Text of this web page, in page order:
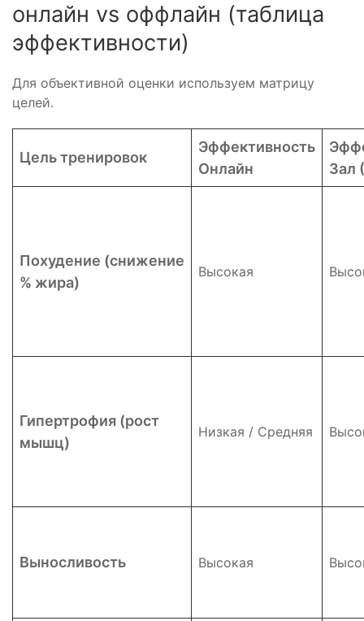
онлайн vs оффлайн (таблица
эффективности)
Для объективной оценки используем матрицу
целей.
Цель тренировок
Эффективность
Онлайн
Зал
Похудение (снижение
% жира)
Высокая
Гипертрофия (рост
мышц)
Низкая / Средняя
Выносливость Высокая